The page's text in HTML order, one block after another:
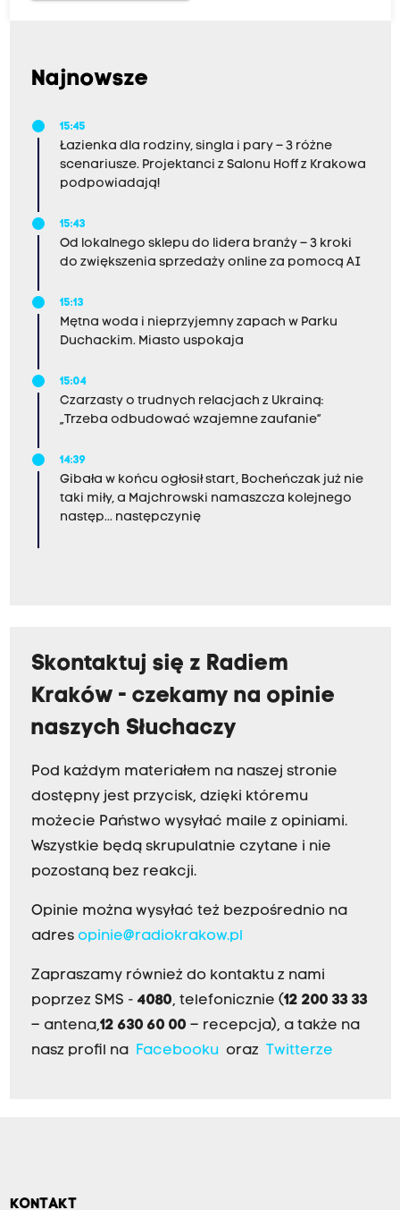
Najnowsze
15:45
Łazienka dla rodziny, singla i pary – 3 różne
scenariusze. Projektanci z Salonu Hoff z Krakowa
podpowiadają!
15:43
Od lokalnego sklepu do lidera branży – 3 kroki
do zwiększenia sprzedaży online za pomocą AI
15:13
Mętna woda i nieprzyjemny zapach w Parku
Duchackim. Miasto uspokaja
15:04
Czarzasty o trudnych relacjach z Ukrainą:
„Trzeba odbudować wzajemne zaufanie”
14:39
Gibała w końcu ogłosił start, Bocheńczak już nie
taki miły, a Majchrowski namaszcza kolejnego
następ... następczynię
Skontaktuj się z Radiem
Kraków - czekamy na opinie
naszych Słuchaczy
Pod każdym materiałem na naszej stronie
dostępny jest przycisk, dzięki któremu
możecie Państwo wysyłać maile z opiniami.
Wszystkie będą skrupulatnie czytane i nie
pozostaną bez reakcji.
Opinie można wysyłać też bezpośrednio na
adres opinie@radiokrakow.pl
Zapraszamy również do kontaktu z nami
poprzez SMS - 4080, telefonicznie (12 200 33 33
– antena,12 630 60 00 – recepcja), a także na
nasz profil na Facebookuoraz Twitterze
KONTAKT